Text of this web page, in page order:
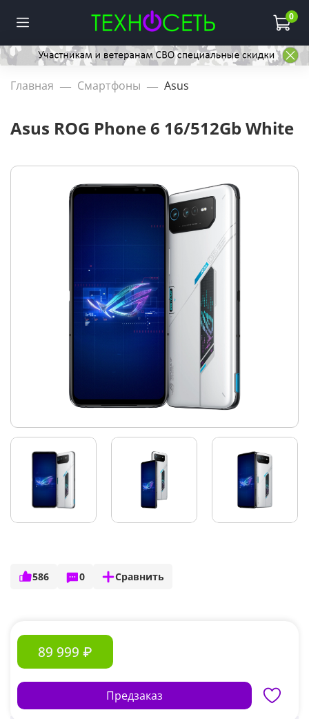
0
Главная Смартфоны Asus
Asus ROG Phone 6 16/512Gb White
586 0 Сравнить
89 999 ₽
Предзаказ